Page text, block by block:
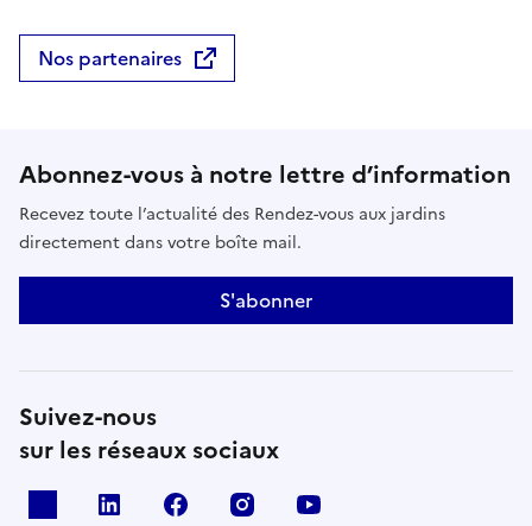
Nos partenaires
Abonnez-vous à notre lettre d’information
Recevez toute l’actualité des Rendez-vous aux jardins
directement dans votre boîte mail.
S'abonner
Suivez-nous
sur les réseaux sociaux
Linkedin Facebook Instagram